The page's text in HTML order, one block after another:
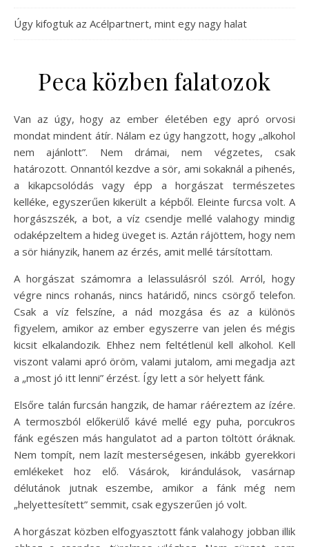
Úgy kifogtuk az Acélpartnert, mint egy nagy halat
Peca közben falatozok
Van az úgy, hogy az ember életében egy apró orvosi
mondat mindent átír. Nálam ez úgy hangzott, hogy „alkohol
nem ajánlott”. Nem drámai, nem végzetes, csak
határozott. Onnantól kezdve a sör, ami sokaknál a pihenés,
a kikapcsolódás vagy épp a horgászat természetes
kelléke, egyszerűen kikerült a képből. Eleinte furcsa volt. A
horgászszék, a bot, a víz csendje mellé valahogy mindig
odaképzeltem a hideg üveget is. Aztán rájöttem, hogy nem
a sör hiányzik, hanem az érzés, amit mellé társítottam.
A horgászat számomra a lelassulásról szól. Arról, hogy
végre nincs rohanás, nincs határidő, nincs csörgő telefon.
Csak a víz felszíne, a nád mozgása és az a különös
figyelem, amikor az ember egyszerre van jelen és mégis
kicsit elkalandozik. Ehhez nem feltétlenül kell alkohol. Kell
viszont valami apró öröm, valami jutalom, ami megadja azt
a „most jó itt lenni” érzést. Így lett a sör helyett fánk.
Elsőre talán furcsán hangzik, de hamar ráéreztem az ízére.
A termoszból előkerülő kávé mellé egy puha, porcukros
fánk egészen más hangulatot ad a parton töltött óráknak.
Nem tompít, nem lazít mesterségesen, inkább gyerekkori
emlékeket hoz elő. Vásárok, kirándulások, vasárnap
délutánok jutnak eszembe, amikor a fánk még nem
„helyettesített” semmit, csak egyszerűen jó volt.
A horgászat közben elfogyasztott fánk valahogy jobban illik